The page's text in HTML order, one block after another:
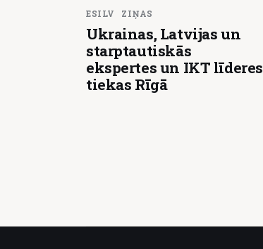
ESILV ZIŅAS
Ukrainas, Latvijas un
starptautiskās
ekspertes un IKT līderes
tiekas Rīgā